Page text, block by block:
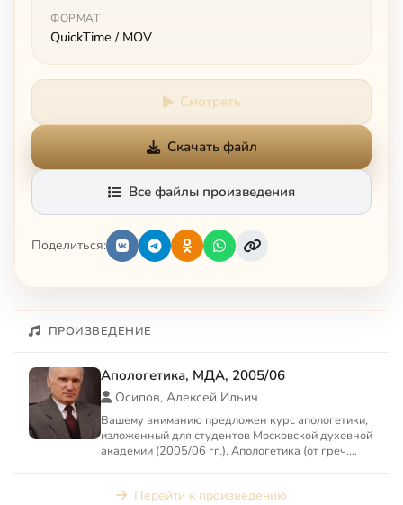
ФОРМАТ
QuickTime / MOV
Смотреть
Скачать файл
Все файлы произведения
Поделиться:
ПРОИЗВЕДЕНИЕ
Апологетика, МДА, 2005/06
Осипов, Алексей Ильич
Вашему вниманию предложен курс апологетики,
изложенный для студентов Московской духовной
академии (2005/06 гг.). Апологетика (от греч.
Перейти к произведению